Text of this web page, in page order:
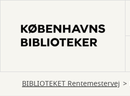
hovedindhold
BIBLIOTEKET Rentemestervej